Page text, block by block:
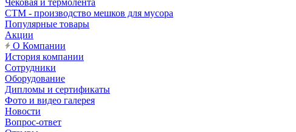
Чековая и термолента
СТМ - производство мешков для мусора
Популярные товары
Акции
О Компании
История компании
Сотрудники
Оборудование
Дипломы и сертификаты
Фото и видео галерея
Новости
Вопрос-ответ